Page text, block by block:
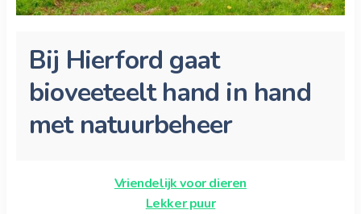
Bij Hierford gaat
bioveeteelt hand in hand
met natuurbeheer
Vriendelijk voor dieren
Lekker puur